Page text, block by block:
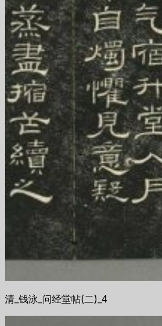
清_钱泳_问经堂帖(二)_4